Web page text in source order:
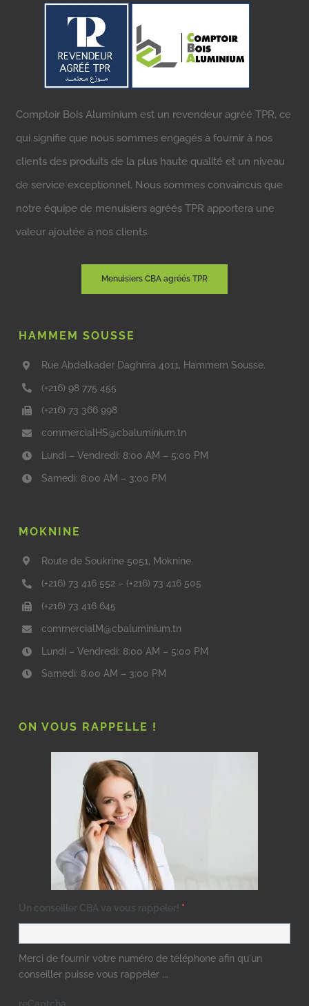
Comptoir Bois Aluminium est un revendeur agréé TPR, ce
qui signifie que nous sommes engagés à fournir à nos
clients des produits de la plus haute qualité et un niveau
de service exceptionnel. Nous sommes convaincus que
notre équipe de menuisiers agréés TPR apportera une
valeur ajoutée à nos clients.
Menuisiers CBA agréés TPR
HAMMEM SOUSSE
Rue Abdelkader Daghrira 4011, Hammem Sousse.
(+216) 98 775 455
(+216) 73 366 998
commercialHS@cbaluminium.tn
Lundi – Vendredi: 8:00 AM – 5:00 PM
Samedi: 8:00 AM – 3:00 PM
MOKNINE
Route de Soukrine 5051, Moknine.
(+216) 73 416 552 – (+216) 73 416 505
(+216) 73 416 645
commercialM@cbaluminium.tn
Lundi – Vendredi: 8:00 AM – 5:00 PM
Samedi: 8:00 AM – 3:00 PM
ON VOUS RAPPELLE !
Un conseiller CBA va vous rappeler! *
Merci de fournir votre numéro de téléphone afin qu'un
conseiller puisse vous rappeler ...